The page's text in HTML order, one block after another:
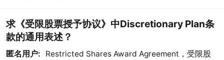
求《受限股票授予协议》中Discretionary Plan条
款的通用表述？
匿名用户:
Restricted Shares Award Agreement，受限股